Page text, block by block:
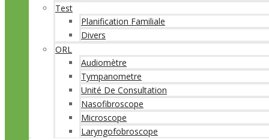
Test
Planification Familiale
Divers
ORL
Audiomètre
Tympanometre
Unité De Consultation
Nasofibroscope
Microscope
Laryngofobroscope